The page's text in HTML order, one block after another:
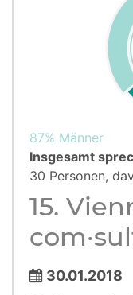
87% Männer
Insgesamt
30 Personen,
15.
30.01.2018